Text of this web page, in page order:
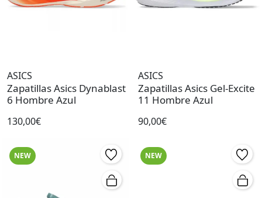
ASICS
Zapatillas Asics Dynablast
6 Hombre Azul
130,00€
ASICS
Zapatillas Asics Gel-Excite
11 Hombre Azul
90,00€
NEW NEW